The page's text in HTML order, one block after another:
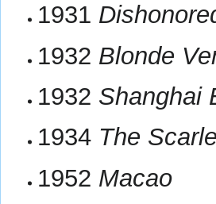
1931
1932 Blonde
1932 Shanghai
1934 The
1952 Macao